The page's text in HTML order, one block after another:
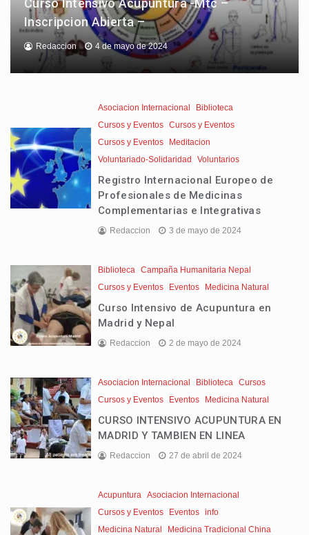
Inscripcion Abierta –
Redaccion 4 de mayo de 2024
Asociacion Internacional
Biblioteca
Cursos y Eventos Cursos y Eventos
Cursos y Eventos
Meditacion
Voluntariado-Solidaridad
Voluntarios
Registro Internacional Europeo de
Profesionales de Medicinas
Complementarias e Integrativas
Redaccion 3 de mayo de 2024
Biblioteca
Campaña Humanitaria Nepal
Cursos y Eventos
Eventos Medicina Natural
Curso Intensivo de Acupuntura en
Madrid y Nepal
Redaccion 2 de mayo de 2024
Asociacion Internacional Biblioteca
Cursos
Cursos y Eventos
Eventos Medicina Natural
CURSO INTENSIVO ACUPUNTURA EN
MADRID Y TAMBIEN EN LINEA
Redaccion 27 de abril de 2024
Acupuntura
Asociacion Internacional
Cursos y Eventos
Eventos info
Medicina Natural
Medicina Tradicional China